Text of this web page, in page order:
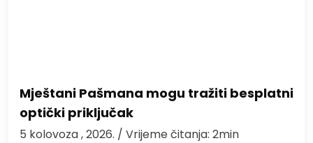
Mještani Pašmana mogu tražiti besplatni
optički priključak
5 kolovoza , 2026. / Vrijeme čitanja: 2min